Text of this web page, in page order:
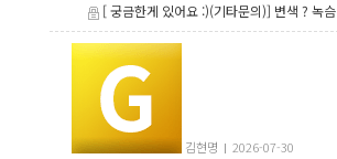
[ 궁금한게 있어요 :)(기타문의)] 변색 ? 녹
김현명 2026-07-30